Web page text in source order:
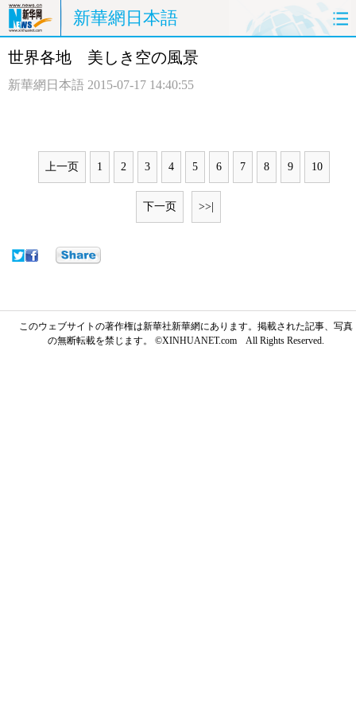
新華網日本語
ホームページ 政治
中日対訳
世界各地 美しき空の風景
新華網日本語 2015-07-17 14:40:55
上一页 1 2 3 4 5 6 7 8 9 10
下一页 >>|
このウェブサイトの著作権は新華社新華網にあります。掲載された記事、写真
の無断転載を禁じます。 ©XINHUANET.com All Rights Reserved.